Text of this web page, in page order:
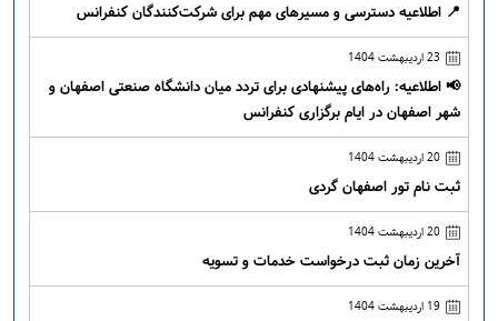
📍 اطلاعیه دسترسی و مسیرهای مهم برای شرکت‌کنندگان کنفرانس
23 اردیبهشت 1404
📢 اطلاعیه: راه‌های پیشنهادی برای تردد میان دانشگاه صنعتی اصفهان و
شهر اصفهان در ایام برگزاری کنفرانس
20 اردیبهشت 1404
ثبت نام تور اصفهان گردی
20 اردیبهشت 1404
آخرین زمان ثبت درخواست خدمات و تسویه
19 اردیبهشت 1404